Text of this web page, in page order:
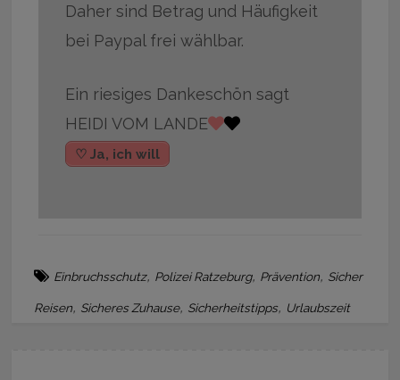
Daher sind Betrag und Häufigkeit
bei Paypal frei wählbar.
Ein riesiges Dankeschön sagt
HEIDI VOM LANDE
♡ Ja, ich will
Einbruchsschutz, Polizei Ratzeburg, Prävention, Sicher
Reisen, Sicheres Zuhause, Sicherheitstipps, Urlaubszeit